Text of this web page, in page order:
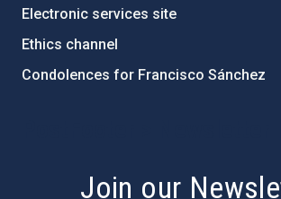
Electronic services site
Ethics channel
Condolences for Francisco Sánchez
Join our